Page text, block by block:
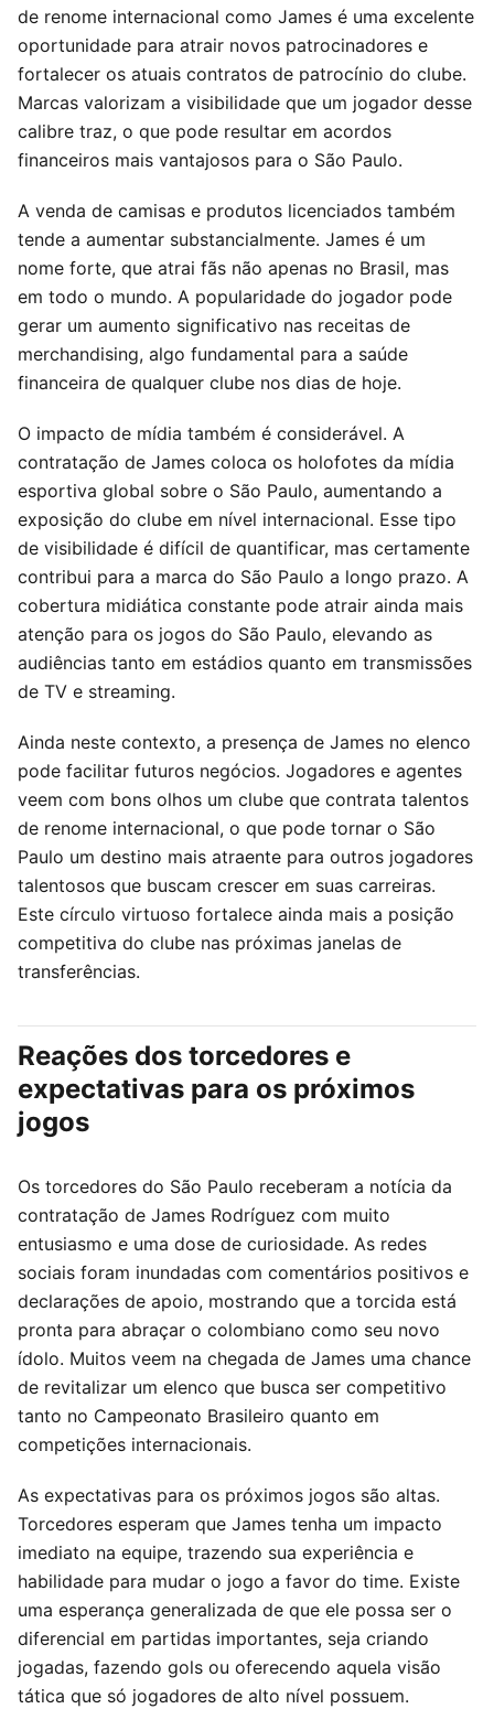
de renome internacional como James é uma excelente
oportunidade para atrair novos patrocinadores e
fortalecer os atuais contratos de patrocínio do clube.
Marcas valorizam a visibilidade que um jogador desse
calibre traz, o que pode resultar em acordos
financeiros mais vantajosos para o São Paulo.
A venda de camisas e produtos licenciados também
tende a aumentar substancialmente. James é um
nome forte, que atrai fãs não apenas no Brasil, mas
em todo o mundo. A popularidade do jogador pode
gerar um aumento significativo nas receitas de
merchandising, algo fundamental para a saúde
financeira de qualquer clube nos dias de hoje.
O impacto de mídia também é considerável. A
contratação de James coloca os holofotes da mídia
esportiva global sobre o São Paulo, aumentando a
exposição do clube em nível internacional. Esse tipo
de visibilidade é difícil de quantificar, mas certamente
contribui para a marca do São Paulo a longo prazo. A
cobertura midiática constante pode atrair ainda mais
atenção para os jogos do São Paulo, elevando as
audiências tanto em estádios quanto em transmissões
de TV e streaming.
Ainda neste contexto, a presença de James no elenco
pode facilitar futuros negócios. Jogadores e agentes
veem com bons olhos um clube que contrata talentos
de renome internacional, o que pode tornar o São
Paulo um destino mais atraente para outros jogadores
talentosos que buscam crescer em suas carreiras.
Este círculo virtuoso fortalece ainda mais a posição
competitiva do clube nas próximas janelas de
transferências.
Reações dos torcedores e
expectativas para os próximos
jogos
Os torcedores do São Paulo receberam a notícia da
contratação de James Rodríguez com muito
entusiasmo e uma dose de curiosidade. As redes
sociais foram inundadas com comentários positivos e
declarações de apoio, mostrando que a torcida está
pronta para abraçar o colombiano como seu novo
ídolo. Muitos veem na chegada de James uma chance
de revitalizar um elenco que busca ser competitivo
tanto no Campeonato Brasileiro quanto em
competições internacionais.
As expectativas para os próximos jogos são altas.
Torcedores esperam que James tenha um impacto
imediato na equipe, trazendo sua experiência e
habilidade para mudar o jogo a favor do time. Existe
uma esperança generalizada de que ele possa ser o
diferencial em partidas importantes, seja criando
jogadas, fazendo gols ou oferecendo aquela visão
tática que só jogadores de alto nível possuem.